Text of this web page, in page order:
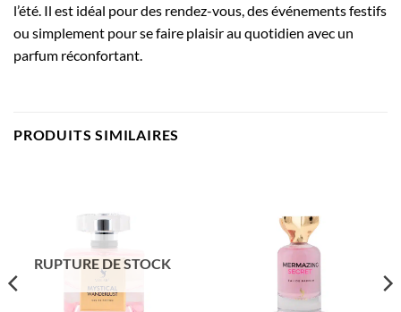
l’été. Il est idéal pour des rendez-vous, des événements festifs
ou simplement pour se faire plaisir au quotidien avec un
parfum réconfortant.
PRODUITS SIMILAIRES
RUPTURE DE STOCK